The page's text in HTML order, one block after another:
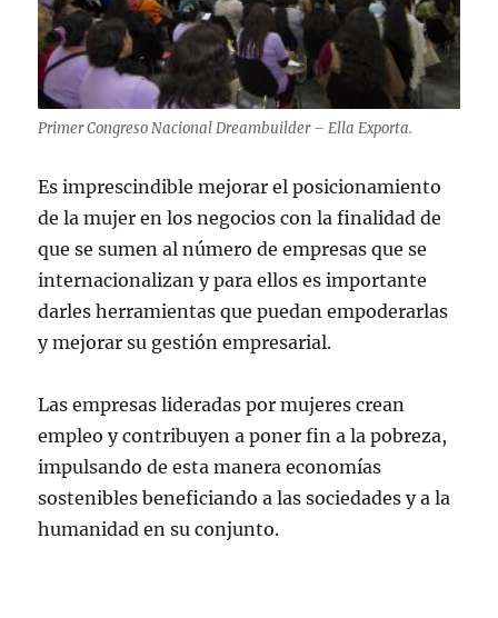
Primer Congreso Nacional Dreambuilder – Ella Exporta.
Es imprescindible mejorar el posicionamiento
de la mujer en los negocios con la finalidad de
que se sumen al número de empresas que se
internacionalizan y para ellos es importante
darles herramientas que puedan empoderarlas
y mejorar su gestión empresarial.
Las empresas lideradas por mujeres crean
empleo y contribuyen a poner fin a la pobreza,
impulsando de esta manera economías
sostenibles beneficiando a las sociedades y a la
humanidad en su conjunto.